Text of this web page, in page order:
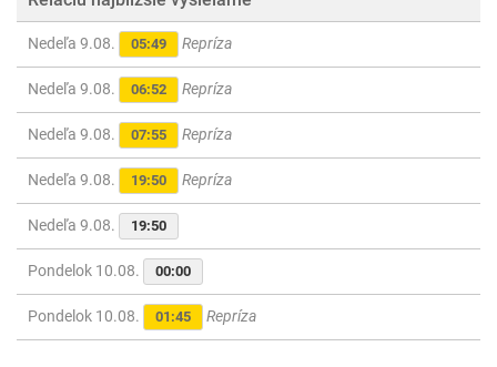
Nedeľa 9.08. 05:49 Repríza
Nedeľa 9.08. 06:52 Repríza
Nedeľa 9.08. 07:55 Repríza
Nedeľa 9.08. 19:50 Repríza
Nedeľa 9.08. 19:50
Pondelok 10.08. 00:00
Pondelok 10.08. 01:45 Repríza